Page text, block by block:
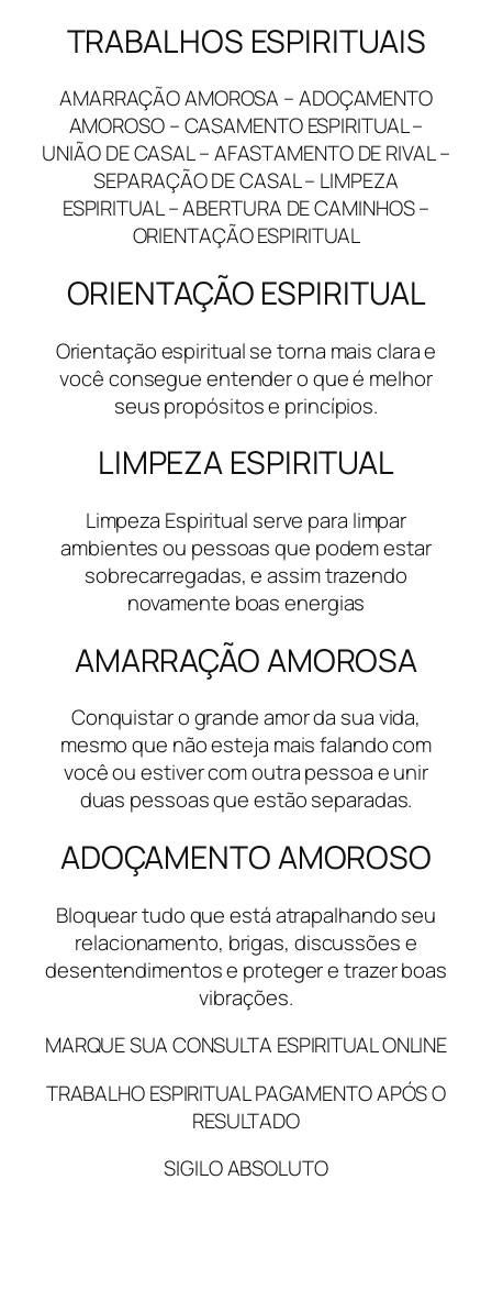
TRABALHOS ESPIRITUAIS
AMARRAÇÃO AMOROSA – ADOÇAMENTO
AMOROSO – CASAMENTO ESPIRITUAL –
UNIÃO DE CASAL – AFASTAMENTO DE RIVAL –
SEPARAÇÃO DE CASAL – LIMPEZA
ESPIRITUAL – ABERTURA DE CAMINHOS –
ORIENTAÇÃO ESPIRITUAL
ORIENTAÇÃO ESPIRITUAL
Orientação espiritual se torna mais clara e
você consegue entender o que é melhor
seus propósitos e princípios.
LIMPEZA ESPIRITUAL
Limpeza Espiritual serve para limpar
ambientes ou pessoas que podem estar
sobrecarregadas, e assim trazendo
novamente boas energias
AMARRAÇÃO AMOROSA
Conquistar o grande amor da sua vida,
mesmo que não esteja mais falando com
você ou estiver com outra pessoa e unir
duas pessoas que estão separadas.
ADOÇAMENTO AMOROSO
Bloquear tudo que está atrapalhando seu
relacionamento, brigas, discussões e
desentendimentos e proteger e trazer boas
vibrações.
MARQUE SUA CONSULTA ESPIRITUAL ONLINE
TRABALHO ESPIRITUAL PAGAMENTO APÓS O
RESULTADO
SIGILO ABSOLUTO